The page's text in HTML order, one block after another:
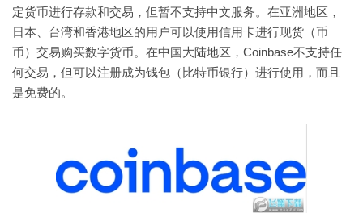
定货币进行存款和交易，但暂不支持中文服务。在亚洲地区，
日本、台湾和香港地区的用户可以使用信用卡进行现货（币
币）交易购买数字货币。在中国大陆地区，Coinbase不支持任
何交易，但可以注册成为钱包（比特币银行）进行使用，而且
是免费的。